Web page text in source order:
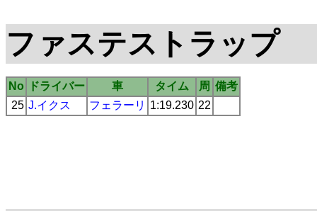
ファステストラップ
No ドライバー 車 タイム 周 備考
25 J.イクス フェラーリ 1:19.230 22